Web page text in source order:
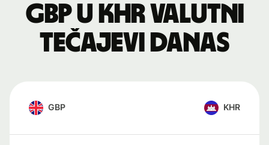
GBP u KHR valutni
tečajevi danas
GBP KHR